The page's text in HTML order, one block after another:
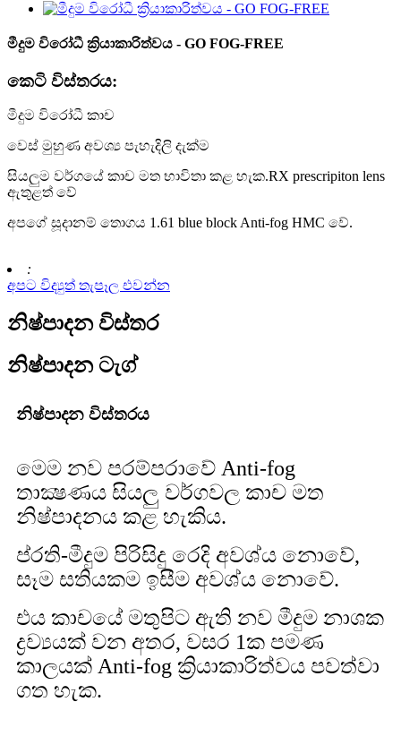
මීදුම විරෝධී ක්‍රියාකාරිත්වය - GO FOG-FREE
කෙටි විස්තරය:
මීදුම විරෝධී කාච
වෙස් මුහුණ අවශ්‍ය පැහැදිලි දැක්ම
සියලුම වර්ගයේ කාච මත භාවිතා කළ හැක.RX prescripiton lens
ඇතුළත් වේ
අපගේ සූදානම් තොගය 1.61 blue block Anti-fog HMC වේ.
:
අපට විද්‍යුත් තැපෑල එවන්න
නිෂ්පාදන විස්තර
නිෂ්පාදන ටැග්
නිෂ්පාදන විස්තරය
මෙම නව පරම්පරාවේ Anti-fog
තාක්‍ෂණය සියලු වර්ගවල කාච මත
නිෂ්පාදනය කළ හැකිය.
ප්රති-මීදුම පිරිසිදු රෙදි අවශ්ය නොවේ,
සෑම සතියකම ඉසීම අවශ්ය නොවේ.
එය කාචයේ මතුපිට ඇති නව මීදුම නාශක
ද්‍රව්‍යයක් වන අතර, වසර 1ක පමණ
කාලයක් Anti-fog ක්‍රියාකාරිත්වය පවත්වා
ගත හැක.